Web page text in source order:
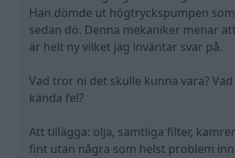
Han dömde ut högtryckspumpen
sedan dö. Denna mekaniker menar
är helt ny vilket jag inväntar svar på.
Vad tror ni det skulle kunna vara?
kända fel?
Att tillägga: olja, samtliga filter,
fint utan några som helst problem